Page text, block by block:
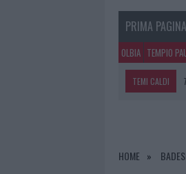
PRIMA PAGINA
OLBIA TEMPIO
TEMI CALDI
7 AGOSTO
HOME